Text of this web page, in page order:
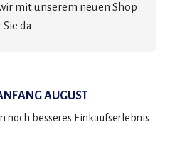
mit unserem neuen Shop
da.
AUGUST
noch besseres Einkaufserlebnis